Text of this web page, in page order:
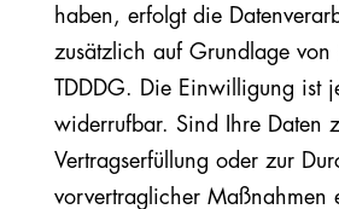
haben, erfolgt die
zusätzlich auf Grundlage
TDDDG. Die Einwilligung ist
widerrufbar. Sind Ihre Daten
Vertragserfüllung oder zur
vorvertraglicher Maßnahmen